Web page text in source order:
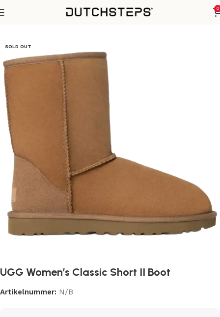
0
SOLD OUT
UGG Women’s Classic Short II Boot
Artikelnummer: N/B